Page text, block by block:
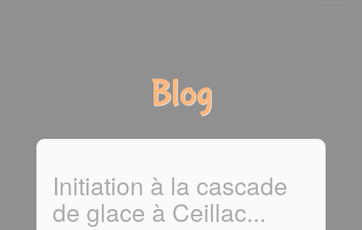
Blog
Initiation à la cascade
de glace à Ceillac...